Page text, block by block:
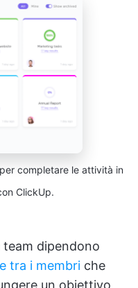
completare le attività in
ClickUp.
team dipendono
tra i membri che